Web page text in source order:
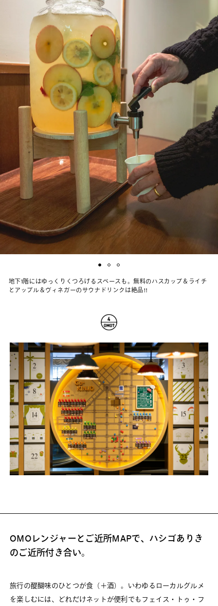
地下1階にはゆっくりくつろげるスペースも。無料のハスカップ＆ライチ
とアップル＆ヴィネガーのサウナドリンクは絶品!!
OMOレンジャーとご近所MAPで、ハシゴありき
のご近所付き合い。
旅行の醍醐味のひとつが食（＋酒）。いわゆるローカルグルメ
を楽しむには、どれだけネットが便利でもフェイス・トゥ・フ